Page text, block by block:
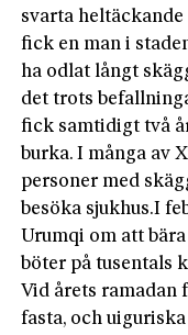
svarta
fick en man i
ha odlat långt
det trots
fick samtidigt två
burka. I många av
personer med
besöka sjukhus.I
Urumqi om att
böter på tusentals
Vid årets ramadan
fasta, och